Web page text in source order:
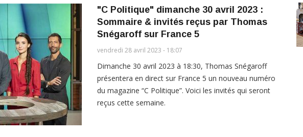
"C Politique" dimanche 30 avril 2023 :
Sommaire & invités reçus par Thomas
Snégaroff sur France 5
vendredi 28 avril 2023 - 18:07
Dimanche 30 avril 2023 à 18:30, Thomas Snégaroff
présentera en direct sur France 5 un nouveau numéro
du magazine “C Politique”. Voici les invités qui seront
reçus cette semaine.